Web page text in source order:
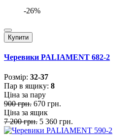
-26%
Купити
Черевики PALIAMENT 682-2
Розмiр: 32-37
Пар в ящику: 8
Ціна за пару
900 грн. 670 грн.
Ціна за ящик
7 200 грн. 5 360 грн.